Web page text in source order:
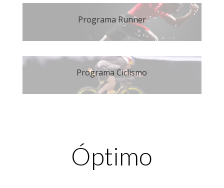
Programa Runner
Programa Ciclismo
Óptimo